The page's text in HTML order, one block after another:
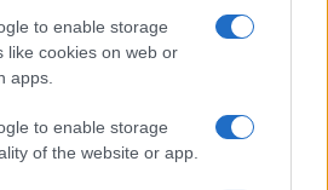
to enable storage
like cookies on web or
apps.
to enable storage
of the website or app.
comprar coches
con seguridad